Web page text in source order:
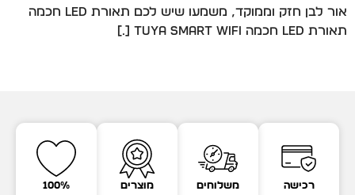
אור לבן חזק וממוקד, משמעו שיש לכם תאורת LED חכמה
תאורת LED חכמה Tuya Smart WiFi […]
רכישה
משלוחים
מוצרים
100%